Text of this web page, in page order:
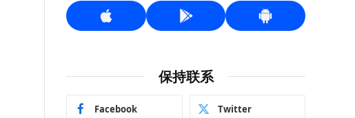
保持联系
Facebook Twitter